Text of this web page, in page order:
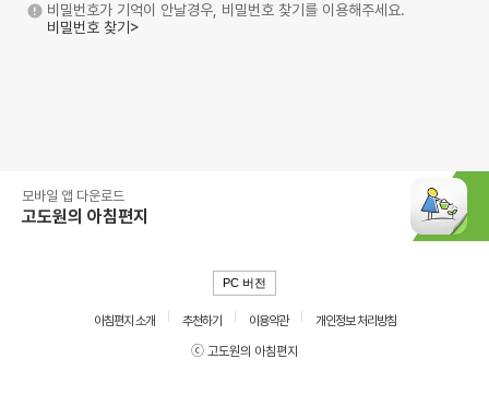
비밀번호가 기억이 안날경우, 비밀번호 찾기를 이용해주세요.
비밀번호 찾기>
모바일 앱 다운로드
고도원의 아침편지
PC 버전
아침편지 소개 추천하기 이용약관
개인정보 처리방침
ⓒ 고도원의 아침편지